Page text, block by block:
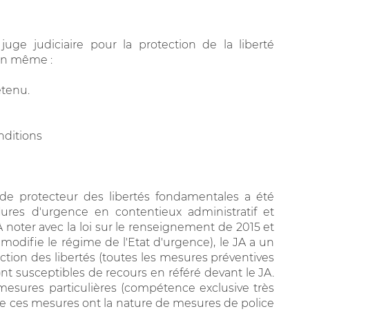
judiciaire pour la protection de la liberté
même :
protecteur des libertés fondamentales a été
d'urgence en contentieux administratif et
avec la loi sur le renseignement de 2015 et
le régime de l'Etat d'urgence), le JA a un
des libertés (toutes les mesures préventives
susceptibles de recours en référé devant le JA.
particulières (compétence exclusive très
ces mesures ont la nature de mesures de police